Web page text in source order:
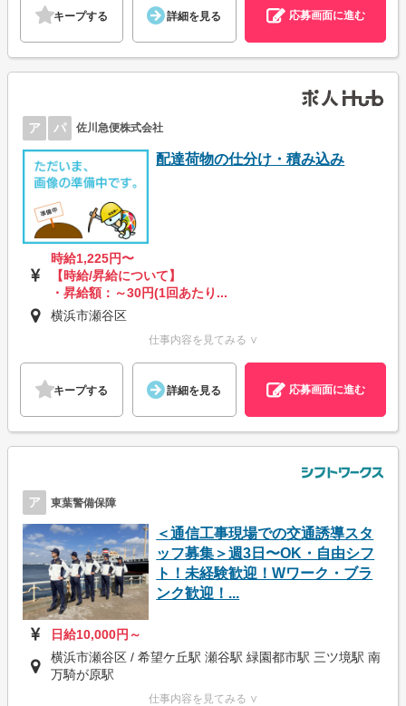
キープする 詳細を見る 応募画面に進む
ア パ 佐川急便株式会社
配達荷物の仕分け・積み込み
時給1,225円〜
【時給/昇給について】
・昇給額：～30円(1回あたり...
横浜市瀬谷区
仕事内容を見てみる ∨
キープする 詳細を見る 応募画面に進む
ア 東葉警備保障
＜通信工事現場での交通誘導スタ
ッフ募集＞週3日〜OK・自由シフ
ト！未経験歓迎！Wワーク・ブラ
ンク歓迎！...
日給10,000円～
横浜市瀬谷区 / 希望ケ丘駅 瀬谷駅 緑園都市駅 三ツ境駅 南
万騎が原駅
仕事内容を見てみる ∨